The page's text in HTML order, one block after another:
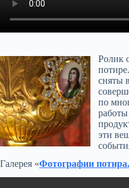
Ролик
сняты
по
работы
эти
Галерея «Фотографии